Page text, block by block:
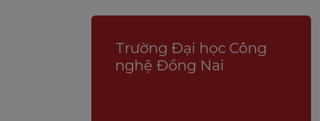
Trường Đại học Công
nghệ Đồng Nai